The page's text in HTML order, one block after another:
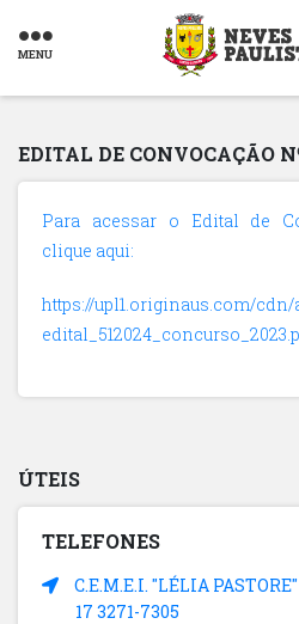
MENU
EDITAL DE CONVOCAÇÃO
Para acessar o Edital de
clique aqui:
https://upl1.originaus.com/cdn/
ÚTEIS
TELEFONES
C.E.M.E.I. "LÉLIA PASTORE"
17 3271-7305